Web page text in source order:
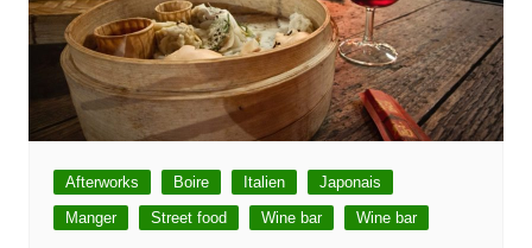
Afterworks Boire Italien
Japonais
Manger
Street food Wine bar Wine bar